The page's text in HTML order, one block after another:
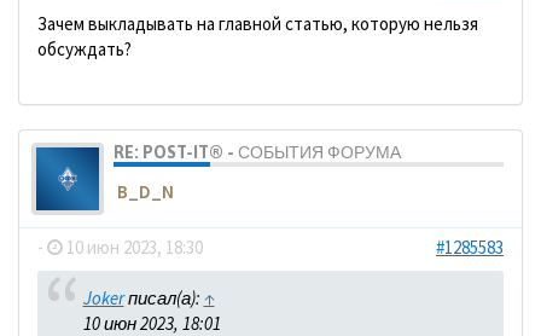
Зачем выкладывать на главной статью, которую нельзя
обсуждать?
RE: POST-IT® - СОБЫТИЯ ФОРУМА
B_D_N
- 10 июн 2023, 18:30 #1285583
Jokerписал(а): ↑
10 июн 2023, 18:01